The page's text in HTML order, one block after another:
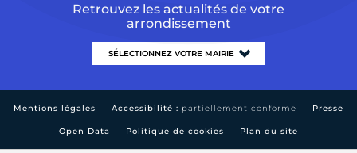
Retrouvez les actualités de votre
arrondissement
Mentions légales Accessibilité : partiellement conforme Presse
Open Data Politique de cookies Plan du site